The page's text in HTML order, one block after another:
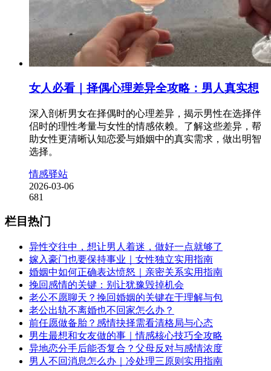
女人必看｜择偶心理差异全攻略：男人真实想
深入剖析男女在择偶时的心理差异，揭示男性在选择伴
侣时的理性考量与女性的情感依赖。了解这些差异，帮
助女性更清晰认知恋爱与婚姻中的真实需求，做出明智
选择。
情感驿站
2026-03-06
681
栏目热门
异性交往中，想让男人着迷，做好一点就够了
嫁入豪门也要保持事业｜女性独立实用指南
婚姻中如何正确表达愤怒｜亲密关系实用指南
挽回感情的关键：别让犹豫毁掉机会
老公不愿聊天？挽回婚姻的关键在于理解与包
老公出轨不离婚也不回家怎么办？
前任愿做备胎？感情抉择需看清格局与心态
男生最想和女友做的事｜情感核心技巧全攻略
异地恋分手后能否复合？父母反对与感情浓度
男人不回消息怎么办｜冷处理三原则实用指南